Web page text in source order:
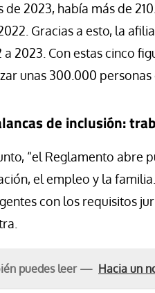
de 2023, había más de
Gracias a esto, la
a 2023. Con estas cinco
unas 300.000
de inclusión:
“el Reglamento abre
el empleo y la
con los requisitos
puedes leer — Hacia un